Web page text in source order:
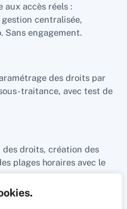
aux accès réels :
centralisée,
Sans engagement.
des droits par
traitance, avec test de
droits, création des
plages horaires avec le